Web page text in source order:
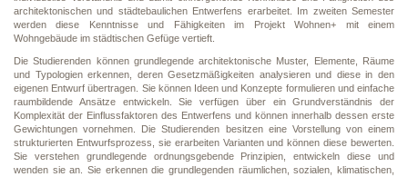
architektonischen und städtebaulichen Entwerfens erarbeitet. Im zweiten Semester
werden diese Kenntnisse und Fähigkeiten im Projekt Wohnen+ mit einem
Wohngebäude im städtischen Gefüge vertieft.
Die Studierenden können grundlegende architektonische Muster, Elemente, Räume
und Typologien erkennen, deren Gesetzmäßigkeiten analysieren und diese in den
eigenen Entwurf übertragen. Sie können Ideen und Konzepte formulieren und einfache
raumbildende Ansätze entwickeln. Sie verfügen über ein Grundverständnis der
Komplexität der Einflussfaktoren des Entwerfens und können innerhalb dessen erste
Gewichtungen vornehmen. Die Studierenden besitzen eine Vorstellung von einem
strukturierten Entwurfsprozess, sie erarbeiten Varianten und können diese bewerten.
Sie verstehen grundlegende ordnungsgebende Prinzipien, entwickeln diese und
wenden sie an. Sie erkennen die grundlegenden räumlichen, sozialen, klimatischen,